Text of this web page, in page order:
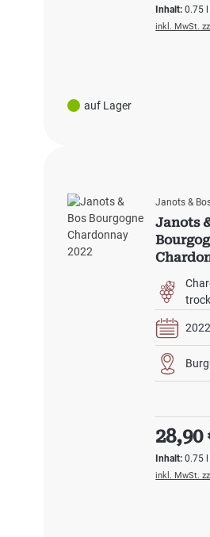
auf Lager
Inhalt:0.75
inkl. MwSt.
Janots &
Janots
2022
Inhalt:0.75
28,90
inkl. MwSt.